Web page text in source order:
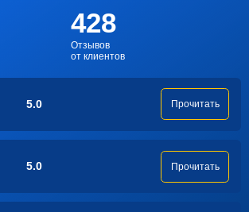
428
Отзывов
от клиентов
5.0 Прочитать
5.0 Прочитать